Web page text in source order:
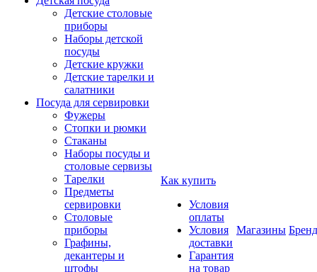
Детские столовые
приборы
Наборы детской
посуды
Детские кружки
Детские тарелки и
салатники
Посуда для сервировки
Фужеры
Стопки и рюмки
Стаканы
Наборы посуды и
столовые сервизы
Тарелки
Предметы
сервировки
Столовые
приборы
Графины,
декантеры и
штофы
Как купить
Условия
оплаты
Условия
доставки
Гарантия
на товар
Магазины